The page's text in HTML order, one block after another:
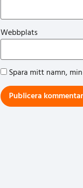
Webbplats
Spara mitt namn,